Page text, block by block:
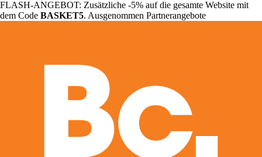
FLASH-ANGEBOT: Zusätzliche -5% auf die gesamte Website mit
dem Code BASKET5. Ausgenommen Partnerangebote